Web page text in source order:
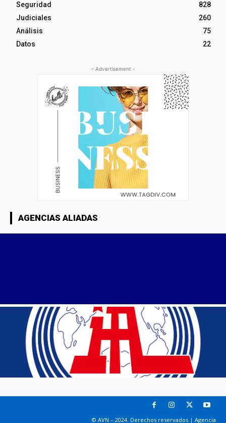
Seguridad
828
Judiciales
260
Análisis
75
Datos
22
- Advertisement -
AGENCIAS ALIADAS
© AVN – 2024. Derechos reservados | Agencia